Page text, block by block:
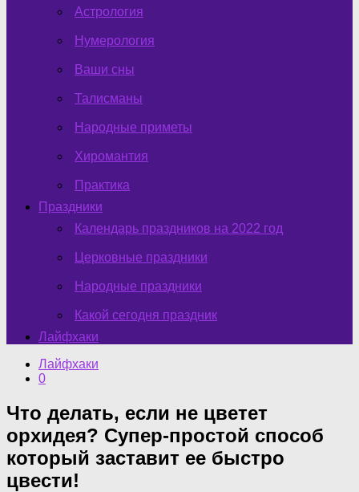
Астрология
Нумерология
Ваши сны
Талисманы
Народные приметы
Хиромантия
Практика
Праздники
Календарь праздников на 2022 год
Церковные праздники
Народные праздники
Какой сегодня праздник
Лайфхаки
Лайфхаки
0
Что делать, если не цветет
орхидея? Супер-простой способ
который заставит ее быстро
цвести!